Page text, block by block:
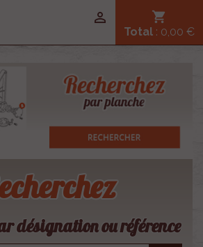
shopping_cart
Total : 0,00 €

désignation ou référence